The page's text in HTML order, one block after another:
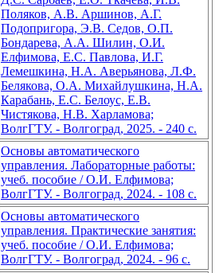
Поляков, А.В. Аршинов, А.Г.
Подопригора, Э.В. Седов, О.П.
Бондарева, А.А. Шилин, О.И.
Елфимова, Е.С. Павлова, И.Г.
Лемешкина, Н.А. Аверьянова, Л.Ф.
Белякова, О.А. Михайлушкина, Н.А.
Карабань, Е.С. Белоус, Е.В.
Чистякова, Н.В. Харламова;
ВолгГТУ. - Волгоград, 2025. - 240 с.
Основы автоматического
управления. Лабораторные работы:
учеб. пособие / О.И. Елфимова;
ВолгГТУ. - Волгоград, 2024. - 108 с.
Основы автоматического
управления. Практические занятия:
учеб. пособие / О.И. Елфимова;
ВолгГТУ. - Волгоград, 2024. - 96 с.